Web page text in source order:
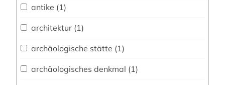
Informationswissenschaft (0)
antike (1)
architektur (1)
archäologische stätte (1)
archäologisches denkmal (1)